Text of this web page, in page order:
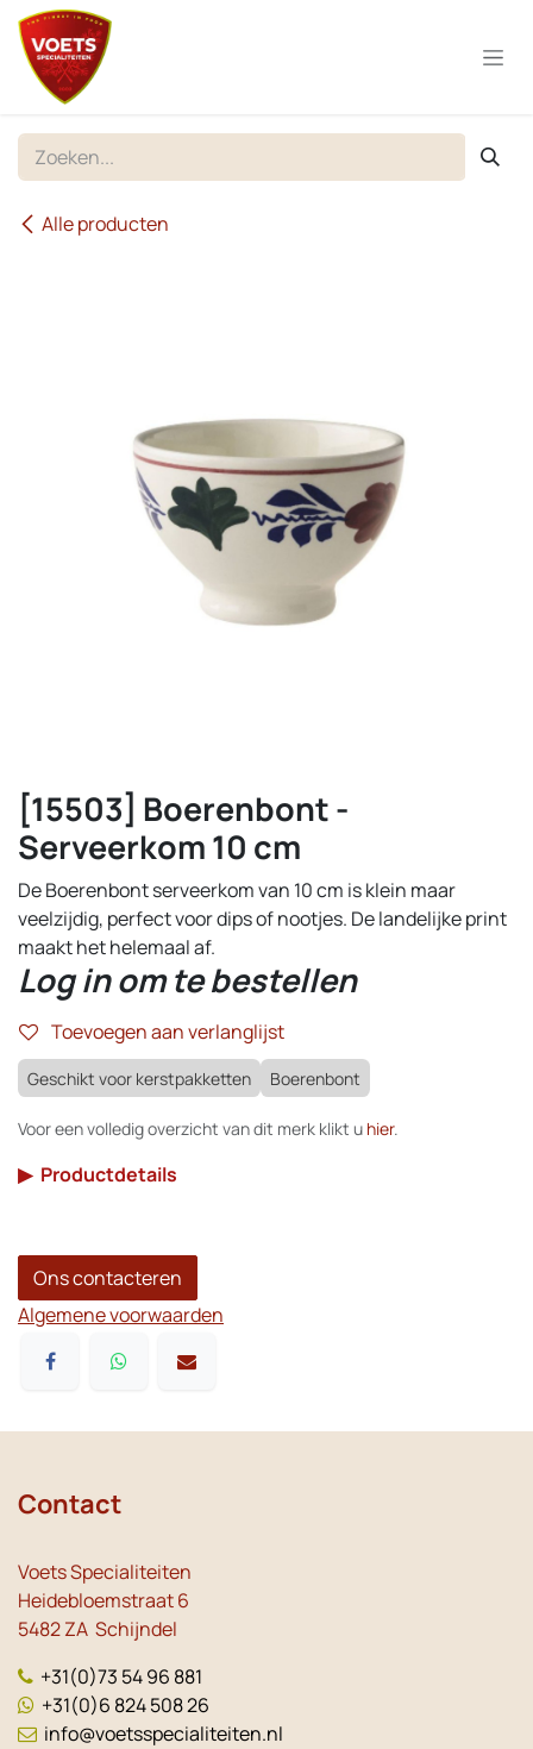
Overslaan naar inhoud
Alle producten
[15503] Boerenbont -
Serveerkom 10 cm
De Boerenbont serveerkom van 10 cm is klein maar
veelzijdig, perfect voor dips of nootjes. De landelijke print
maakt het helemaal af.
Log in om te bestellen
Toevoegen aan verlanglijst
Geschikt voor kerstpakketten Boerenbont
Voor een volledig overzicht van dit merk klikt u hier.
▶ Productdetails
Ons contacteren
Algemene voorwaarden
Contact
Voets Specialiteiten
Heidebloemstraat 6
5482 ZA Schijndel
+31(0)73 54 96 881
+31(0)6 824 508 26
info@voetsspecialiteiten.nl